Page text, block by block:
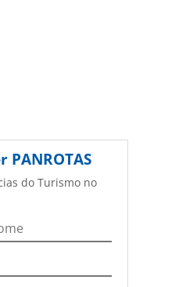
PANROTAS
do Turismo no